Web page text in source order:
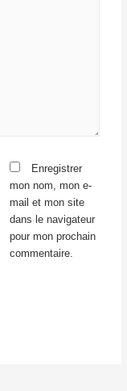
Enregistrer
mon nom, mon e-
mail et mon site
dans le navigateur
pour mon prochain
commentaire.